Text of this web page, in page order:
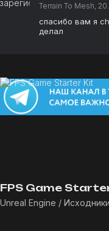
FPS Game
Terrain To Mesh,
спасибо вам я
делал